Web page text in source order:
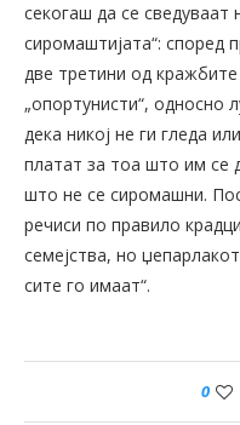
секогаш да се сведуваат
сиромаштијата“: според
две третини од
„опортунисти“, односно
дека никој не ги гледа
платат за тоа што им се
што не се сиромашни.
речиси по правило
семејства, но
сите го имаат“.
0